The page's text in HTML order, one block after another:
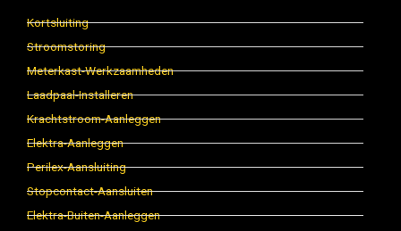
Kortsluiting
Stroomstoring
Meterkast-Werkzaamheden
Laadpaal-Installeren
Krachtstroom-Aanleggen
Elektra-Aanleggen
Perilex-Aansluiting
Stopcontact-Aansluiten
Elektra-Buiten-Aanleggen